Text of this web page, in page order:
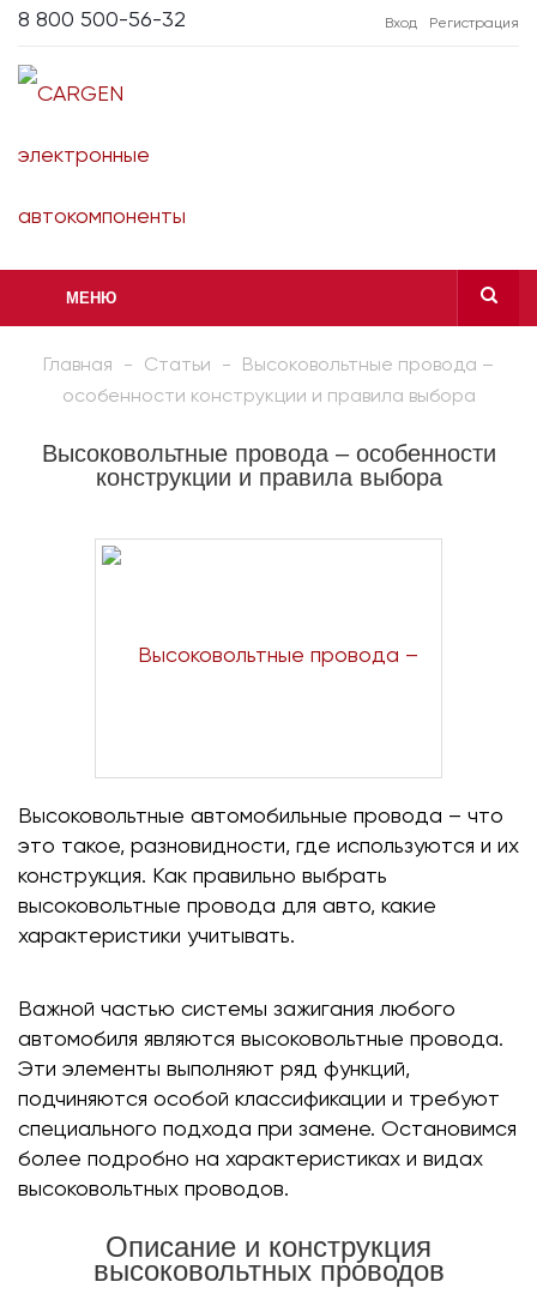
8 800 500-56-32 Вход Регистрация
МЕНЮ
Главная - Статьи -
Высоковольтные провода –
особенности конструкции и правила выбора
Высоковольтные провода – особенности
конструкции и правила выбора
Высоковольтные автомобильные провода – что
это такое, разновидности, где используются и их
конструкция. Как правильно выбрать
высоковольтные провода для авто, какие
характеристики учитывать.
Важной частью системы зажигания любого
автомобиля являются высоковольтные провода.
Эти элементы выполняют ряд функций,
подчиняются особой классификации и требуют
специального подхода при замене. Остановимся
более подробно на характеристиках и видах
высоковольтных проводов.
Описание и конструкция
высоковольтных проводов